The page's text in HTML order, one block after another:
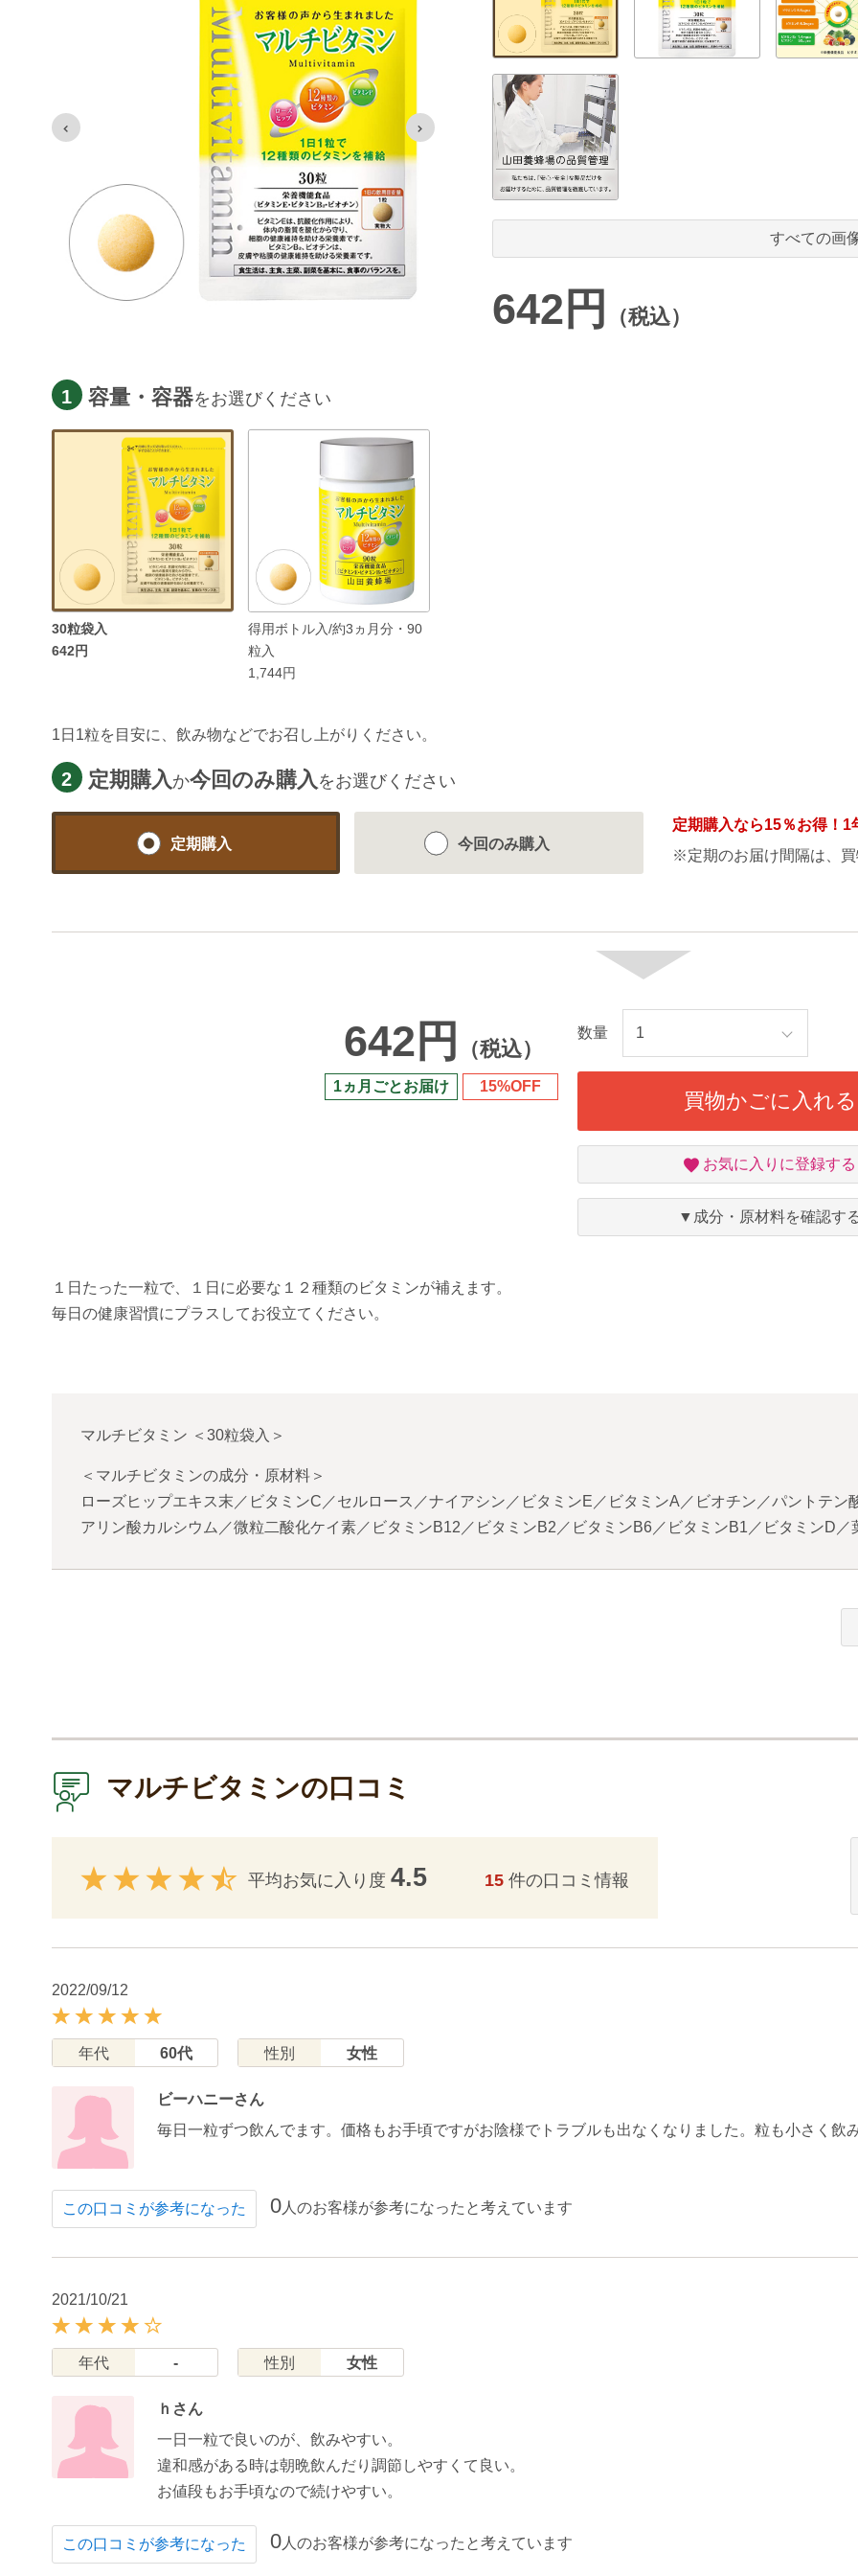
すべての画
642円 （税込）
1 容量・容器をお選びください
30粒袋入
642円
得用ボトル入/約3ヵ月分・90
粒入
1,744円
1日1粒を目安に、飲み物などでお召し上がりください。
2 定期購入か今回のみ購入をお選びください
定期購入 今回のみ購入
定期購入なら15％お得！1
※定期のお届け間隔は、
642円 （税込）
1ヵ月ごとお届け 15%OFF
数量
買物かごに入れる
お
入
り
お気に入りに登録する
▼成分・原材料を確認す
１日たった一粒で、１日に必要な１２種類のビタミンが補えます。
毎日の健康習慣にプラスしてお役立てください。
マルチビタミン ＜ 30粒袋入 ＞
＜マルチビタミンの成分・原材料＞
ローズヒップエキス末／ビタミンC／セルロース／ナイアシン／ビタミンE／ビタミンA／ビオチン／パントテ
アリン酸カルシウム／微粒二酸化ケイ素／ビタミンB12／ビタミンB2／ビタミンB6／ビタミンB1／ビタミンD
マルチビタミンの口コミ
平均お気に入り度 4.5 15 件の口コミ情報
2022/09/12
年代 60代 性別 女性
ビーハニーさん
毎日一粒ずつ飲んでます。価格もお手頃ですがお陰様でトラブルも出なくなりました。粒も小さく飲
この口コミが参考になった 0人のお客様が参考になったと考えています
2021/10/21
年代 - 性別 女性
ｈさん
一日一粒で良いのが、飲みやすい。
違和感がある時は朝晩飲んだり調節しやすくて良い。
お値段もお手頃なので続けやすい。
この口コミが参考になった 0人のお客様が参考になったと考えています